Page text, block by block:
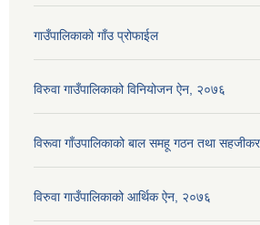
गाउँपालिकाको गाँउ प्रोफाईल
विरुवा गाउँपालिकाको विनियोजन ऐन, २०७६
विरूवा गाँउपालिकाको बाल समहू गठन तथा
विरुवा गाउँपालिकाको आर्थिक ऐन, २०७६